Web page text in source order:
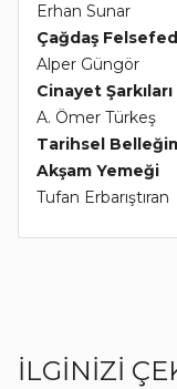
Erhan Sunar
Çağdaş
Alper Güngör
Cinayet Şarkıları
A. Ömer Türkeş
Tarihsel
Akşam Yemeği
Tufan Erbarıştıran
İLGİNİZİ